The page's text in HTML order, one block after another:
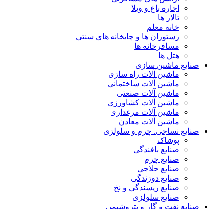
اجاره باغ و ویلا
تالار ها
خانه معلم
رستوران ها و چایخانه های سنتی
مسافرخانه ها
هتل ها
صنایع ماشین سازی
ماشین آلات راه سازی
ماشین آلات ساختمانی
ماشین آلات صنعتی
ماشین آلات کشاورزی
ماشین آلات مرغداری
ماشین آلات معادن
صنایع نساجی. چرم و سلولزی
پوشاک
صنایع بافندگی
صنایع چرم
صنایع حلاجی
صنایع دوزندگی
صنایع ریسندگی و نخ
صنایع سلولزی
صنایع نفت و گاز و پتروشیمی